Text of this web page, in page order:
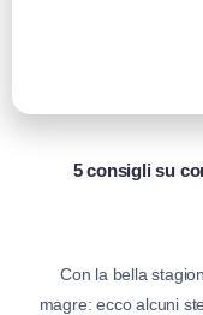
5 consigli su
Con la bella
magre: ecco alcuni